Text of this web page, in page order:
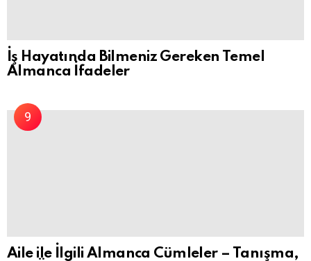
İş Hayatında Bilmeniz Gereken Temel
Almanca İfadeler
Aile ile İlgili Almanca Cümleler – Tanışma,